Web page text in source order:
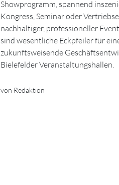
Showprogramm, spannend
Kongress, Seminar oder
nachhaltiger, professioneller
sind wesentliche Eckpfeiler für
zukunftsweisende
Bielefelder Veranstaltungshallen.
von Redaktion